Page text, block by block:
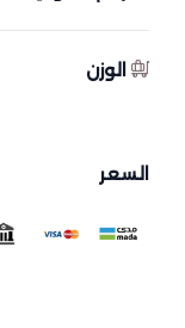
الوزن
السعر